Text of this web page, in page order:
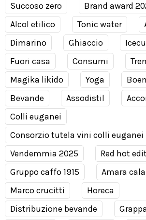
Succoso zero
Brand award
Alcol etilico
Tonic water
Dimarino
Ghiaccio
Fuori casa
Consumi
Magika likido
Yoga
Bevande
Assodistil
Colli euganei
Consorzio tutela vini colli euganei
Vendemmia 2025
Red hot
Gruppo caffo 1915
Amara
Marco crucitti
Horeca
Distribuzione bevande